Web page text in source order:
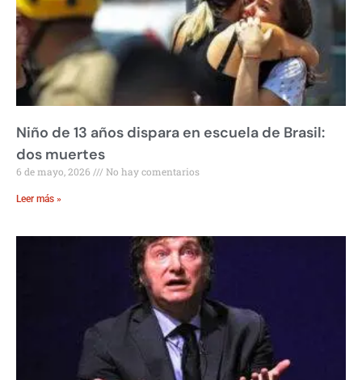
Niño de 13 años dispara en escuela de Brasil:
dos muertes
6 de mayo, 2026 No hay comentarios
Leer más »